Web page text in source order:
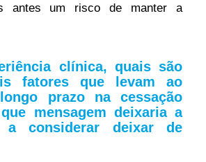
antes um risco de manter a
clínica, quais são
fatores que levam ao
prazo na cessação
mensagem deixaria a
a considerar deixar de